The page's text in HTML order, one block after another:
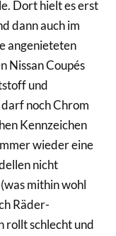
Dort hielt es erst
dann auch im
angenieteten
Nissan Coupés
und
noch Chrom
Kennzeichen
wieder eine
nicht
mithin wohl
Räder-
rollt schlecht und